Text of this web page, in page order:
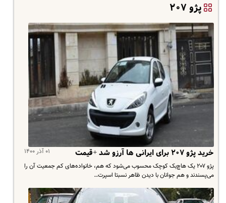
پژو ۲۰۷
۰۱ آذر ۱۴۰۰ خرید پژو ۲۰۷ برای ایرانی ها آرزو شد +قیمت
پژو ۲۰۷ یک هاچ‌بک کوچک محسوب می‌شود که هم، خانواده‌های کم جمعیت آن را
می‌پسندند و هم جوانان با دیدن ظاهر نسبتا اسپرت…